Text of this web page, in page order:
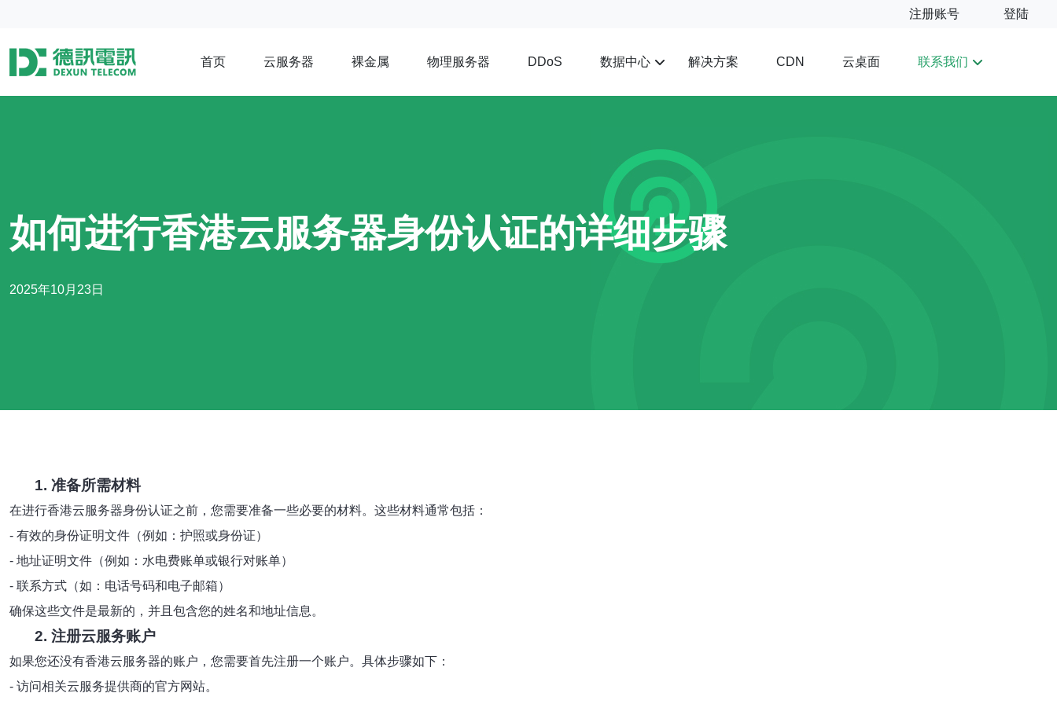
注册账号 登陆
首页 云服务器 裸金属 物理服务器 DDoS 数据中心 解决方案 CDN 云桌面 联系我们
如何进行香港云服务器身份认证的详细步骤
2025年10月23日
1. 准备所需材料
在进行香港云服务器身份认证之前，您需要准备一些必要的材料。这些材料通常包括：
- 有效的身份证明文件（例如：护照或身份证）
- 地址证明文件（例如：水电费账单或银行对账单）
- 联系方式（如：电话号码和电子邮箱）
确保这些文件是最新的，并且包含您的姓名和地址信息。
2. 注册云服务账户
如果您还没有香港云服务器的账户，您需要首先注册一个账户。具体步骤如下：
- 访问相关云服务提供商的官方网站。